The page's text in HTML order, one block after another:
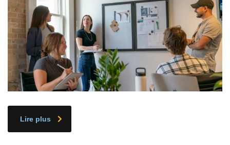
Lire plus